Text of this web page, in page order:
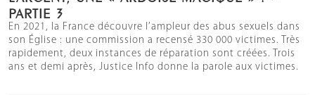
PARTIE 3
En 2021, la France découvre l’ampleur des abus sexuels dans
son Église : une commission a recensé 330 000 victimes. Très
rapidement, deux instances de réparation sont créées. Trois
ans et demi après, Justice Info donne la parole aux victimes.